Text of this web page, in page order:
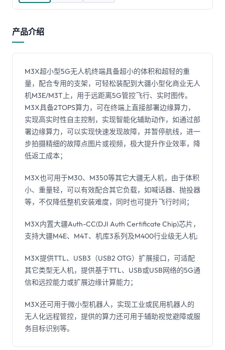
产品介绍
M3X超小型5G无人机终端具备超小的体积和超轻的重
量，配合专用的支架，可轻松装配到大疆小型化商业无人
机M3E/M3T上，用于远距离5G管控飞行、实时图传。
M3X具备2TOPS算力，可在终端上直接部署边缘算力，
实现高实时性自主控制，实现智能化辅助动作，如通过部
署边缘算力，可以实现快速发现故障，并暂停航线，进一
步拍摄精细的故障点图片或视频，极大提升作业效率，降
低返工成本；
M3X也可用于M30、M350等其它大疆无人机，由于体积
小、重量轻，可以有效配合其它负载，如喊话器、抛投器
等，不仅降低整机安装难度，同时也可提升飞行时间；
M3X内置大疆Auth-CC(DJI Auth Certificate Chip)芯片，
支持大疆M4E、M4T、机库3系列及M400行业级无人机;
M3X提供TTL、USB3（USB2 OTG）扩展接口，可适配
其它类型无人机，提供基于TTL、USB或USB网络的5G通
信和远控能力或扩展边缘计算能力；
M3X还可用于微小型机器人，实现工业或民用机器人的
无人化远程管控，提供的算力还可用于辅助视觉避障或服
务目标识别等。